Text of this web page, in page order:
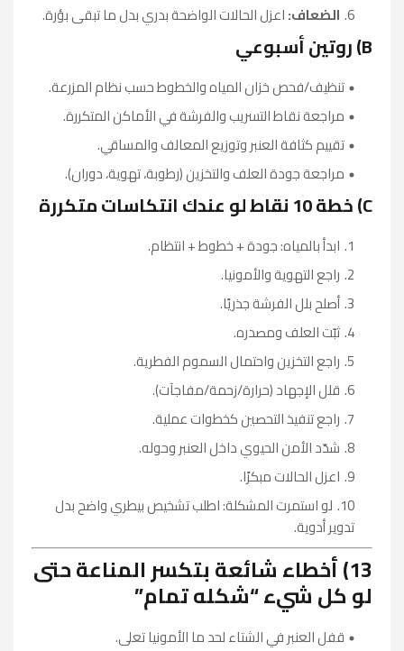
الضعاف:اعزل الحالات الواضحة بدري بدل ما تبقى بؤرة.
B) روتين أسبوعي
تنظيف/فحص خزان المياه والخطوط حسب نظام المزرعة.
مراجعة نقاط التسريب والفرشة في الأماكن المتكررة.
تقييم كثافة العنبر وتوزيع المعالف والمساقي.
مراجعة جودة العلف والتخزين (رطوبة، تهوية، دوران).
C) خطة 10 نقاط لو عندك انتكاسات متكررة
ابدأ بالمياه: جودة + خطوط + انتظام.
راجع التهوية والأمونيا.
أصلح بلل الفرشة جذريًا.
ثبّت العلف ومصدره.
راجع التخزين واحتمال السموم الفطرية.
قلل الإجهاد (حرارة/زحمة/مفاجآت).
راجع تنفيذ التحصين كخطوات عملية.
شدّد الأمن الحيوي داخل العنبر وحوله.
اعزل الحالات مبكرًا.
لو استمرت المشكلة: اطلب تشخيص بيطري واضح بدل
تدوير أدوية.
13) أخطاء شائعة بتكسر المناعة حتى
لو كل شيء “شكله تمام”
قفل العنبر في الشتاء لحد ما الأمونيا تعلى.